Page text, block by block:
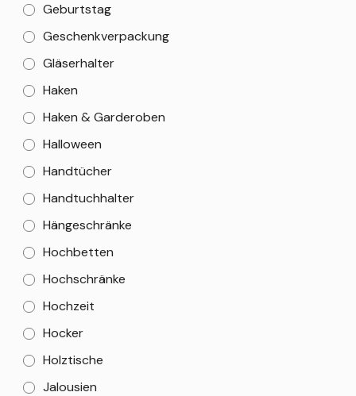
Geburtstag
Geschenkverpackung
Gläserhalter
Haken
Haken & Garderoben
Halloween
Handtücher
Handtuchhalter
Hängeschränke
Hochbetten
Hochschränke
Hochzeit
Hocker
Holztische
Jalousien